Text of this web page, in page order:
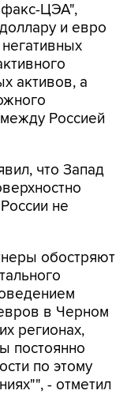
ЦЭА",
и евро
активов, а
Россией
что Запад
не
обостряют
в Черном
регионах,
постоянно
по этому
- отметил